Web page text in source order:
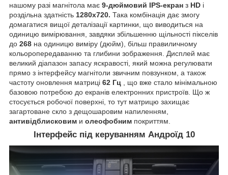
нашому разі магнітола має 9-дюймовий IPS-екран з HD і
роздільна здатність 1280х720. Така комбінація дає змогу
домагатися вищої деталізації картинки, що виводиться на
одиницю вимірювання, завдяки збільшенню щільності пікселів
до 268 на одиницю виміру (дюйм), більш правиличному
кольоропередаванню та глибини зображення. Дисплей має
великий діапазон запасу яскравості, який можна регулювати
прямо з інтерфейсу магнітоли звичним повзунком, а також
частоту оновлення матриці 62 Гц , що вже стало мінімальною
базовою потребою до екранів електронних пристроїв. Що ж
стосується робочої поверхні, то тут матрицю захищає
загартоване скло з дещошаровим напиленням,
антивідблисковим и олеофобним покриттям.
Інтерфейс під керуванням Андроїд 10